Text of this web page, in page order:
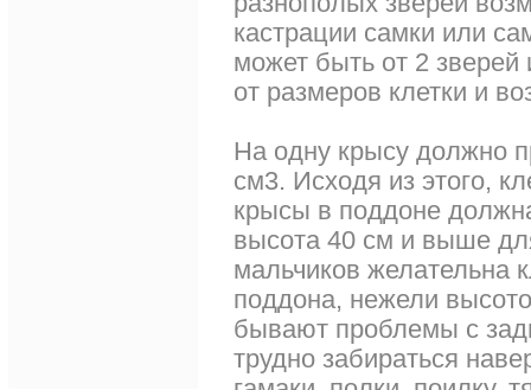
кастрации самки или
может быть от 2 зверей
от размеров клетки и
На одну крысу должно
см3. Исходя из этого,
крысы в поддоне
высота 40 см и выше
мальчиков желательна
поддона, нежели
бывают проблемы с
трудно забираться